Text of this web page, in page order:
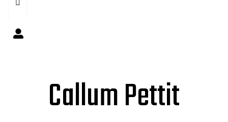
Callum Pettit